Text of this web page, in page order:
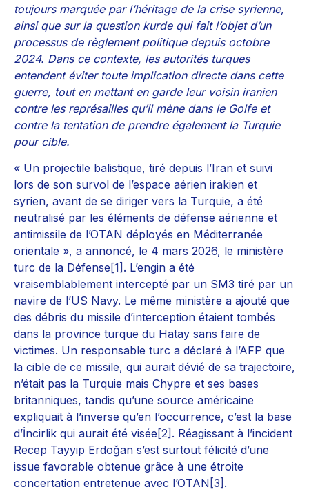
toujours marquée par l’héritage de la crise syrienne,
ainsi que sur la question kurde qui fait l’objet d’un
processus de règlement politique depuis octobre
2024. Dans ce contexte, les autorités turques
entendent éviter toute implication directe dans cette
guerre, tout en mettant en garde leur voisin iranien
contre les représailles qu’il mène dans le Golfe et
contre la tentation de prendre également la Turquie
pour cible.
« Un projectile balistique, tiré depuis l’Iran et suivi
lors de son survol de l’espace aérien irakien et
syrien, avant de se diriger vers la Turquie, a été
neutralisé par les éléments de défense aérienne et
antimissile de l’OTAN déployés en Méditerranée
orientale », a annoncé, le 4 mars 2026, le ministère
turc de la Défense [1] . L’engin a été
vraisemblablement intercepté par un SM3 tiré par un
navire de l’US Navy. Le même ministère a ajouté que
des débris du missile d’interception étaient tombés
dans la province turque du Hatay sans faire de
victimes. Un responsable turc a déclaré à l’AFP que
la cible de ce missile, qui aurait dévié de sa trajectoire,
n’était pas la Turquie mais Chypre et ses bases
britanniques, tandis qu’une source américaine
expliquait à l’inverse qu’en l’occurrence, c’est la base
d’İncirlik qui aurait été visée [2] . Réagissant à l’incident
Recep Tayyip Erdoğan s’est surtout félicité d’une
issue favorable obtenue grâce à une étroite
concertation entretenue avec l’OTAN [3] .